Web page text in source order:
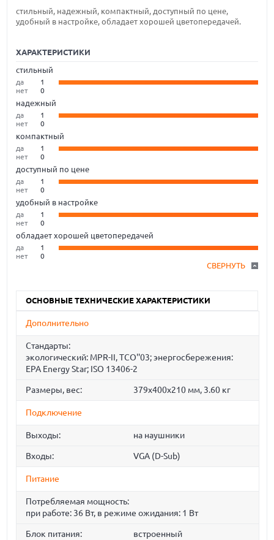
стильный, надежный, компактный, доступный по цене,
удобный в настройке, обладает хорошей цветопередачей.
ХАРАКТЕРИСТИКИ
стильный
да
1
нет
0
надежный
да
1
нет
0
компактный
да
1
нет
0
доступный по цене
да
1
нет
0
удобный в настройке
да
1
нет
0
обладает хорошей цветопередачей
да
1
нет
0
СВЕРНУТЬ
ОСНОВНЫЕ ТЕХНИЧЕСКИЕ ХАРАКТЕРИСТИКИ
Дополнительно
Стандарты:
экологический: MPR-II, TCO''03; энергосбережения:
EPA Energy Star; ISO 13406-2
Размеры, вес: 379x400x210 мм, 3.60 кг
Подключение
Выходы: на наушники
Входы: VGA (D-Sub)
Питание
Потребляемая мощность:
при работе: 36 Вт, в режиме ожидания: 1 Вт
Блок питания: встроенный